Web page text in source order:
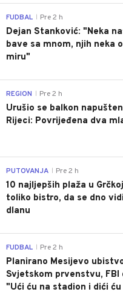
FUDBAL Pre 2 h
Dejan Stanković: "Neka
bave sa mnom, njih neka
miru"
REGION Pre 2 h
Urušio se balkon
Rijeci: Povrijeđena dva
PUTOVANJA Pre 2 h
10 najljepših plaža u
toliko bistro, da se dno
dlanu
FUDBAL Pre 2 h
Planirano Mesijevo
Svjetskom prvenstvu, FBI
"Ući ću na stadion i dići